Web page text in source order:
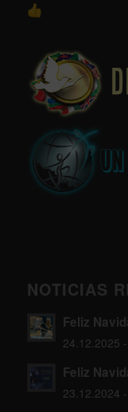
NOTICIAS
Feliz
24.12.2025
Feliz
23.12.2024